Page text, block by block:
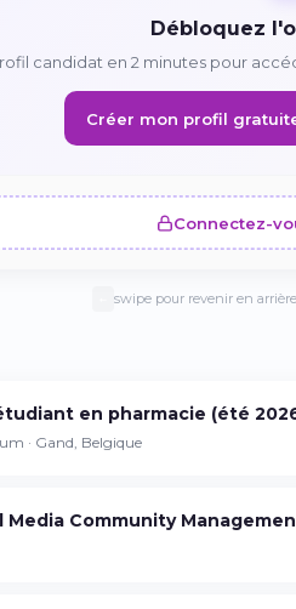
Débloquez
candidat en 2 minutes pour
Créer mon profil
Connectez-
swipe pour revenir en arrière
en pharmacie (été
· Gand, Belgique
Media Community
l'app sur l'App Store
sur Android